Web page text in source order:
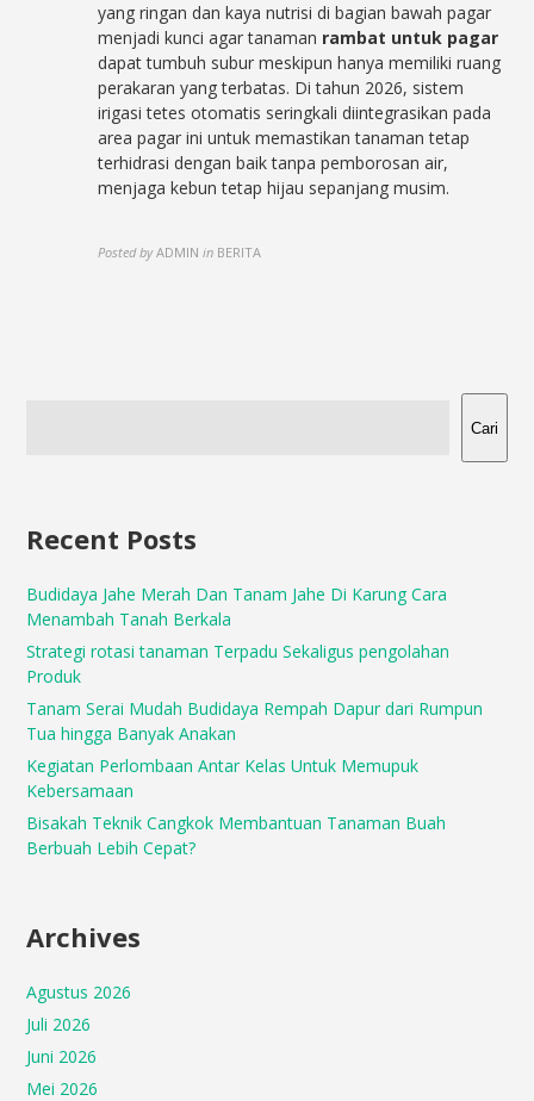
yang ringan dan kaya nutrisi di bagian bawah pagar
menjadi kunci agar tanaman rambat untuk pagar
dapat tumbuh subur meskipun hanya memiliki ruang
perakaran yang terbatas. Di tahun 2026, sistem
irigasi tetes otomatis seringkali diintegrasikan pada
area pagar ini untuk memastikan tanaman tetap
terhidrasi dengan baik tanpa pemborosan air,
menjaga kebun tetap hijau sepanjang musim.
Posted by ADMIN in BERITA
Cari
Recent Posts
Budidaya Jahe Merah Dan Tanam Jahe Di Karung Cara
Menambah Tanah Berkala
Strategi rotasi tanaman Terpadu Sekaligus pengolahan
Produk
Tanam Serai Mudah Budidaya Rempah Dapur dari Rumpun
Tua hingga Banyak Anakan
Kegiatan Perlombaan Antar Kelas Untuk Memupuk
Kebersamaan
Bisakah Teknik Cangkok Membantuan Tanaman Buah
Berbuah Lebih Cepat?
Archives
Agustus 2026
Juli 2026
Juni 2026
Mei 2026